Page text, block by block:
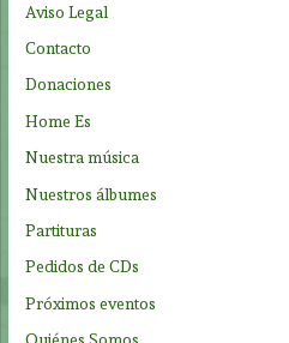
:
Aviso Legal
Contacto
Donaciones
Home Es
Nuestra música
Nuestros álbumes
Partituras
Pedidos de CDs
Próximos eventos